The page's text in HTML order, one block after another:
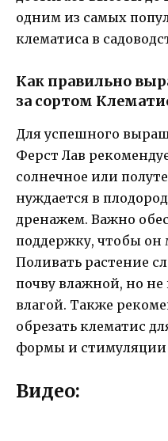
одним из самых
клематиса в
Как правильно
за сортом
Для успешного
Ферст Лав
солнечное или
нуждается в
дренажем. Важно
поддержку, чтобы он
Поливать растение
почву влажной, но
влагой. Также
обрезать клематис
формы и стимуляции
Видео: